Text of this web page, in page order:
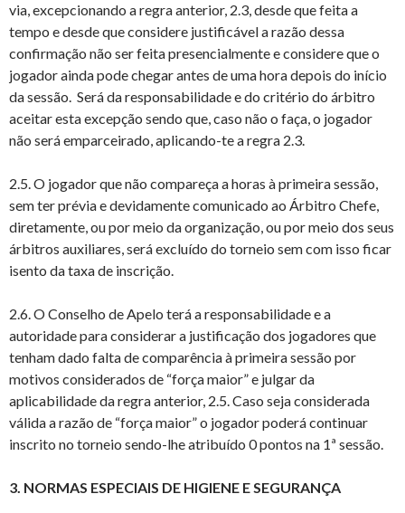
via, excepcionando a regra anterior, 2.3, desde que feita a
tempo e desde que considere justificável a razão dessa
confirmação não ser feita presencialmente e considere que o
jogador ainda pode chegar antes de uma hora depois do início
da sessão. Será da responsabilidade e do critério do árbitro
aceitar esta excepção sendo que, caso não o faça, o jogador
não será emparceirado, aplicando-te a regra 2.3.
2.5. O jogador que não compareça a horas à primeira sessão,
sem ter prévia e devidamente comunicado ao Árbitro Chefe,
diretamente, ou por meio da organização, ou por meio dos seus
árbitros auxiliares, será excluído do torneio sem com isso ficar
isento da taxa de inscrição.
2.6. O Conselho de Apelo terá a responsabilidade e a
autoridade para considerar a justificação dos jogadores que
tenham dado falta de comparência à primeira sessão por
motivos considerados de “força maior” e julgar da
aplicabilidade da regra anterior, 2.5. Caso seja considerada
válida a razão de “força maior” o jogador poderá continuar
inscrito no torneio sendo-lhe atribuído 0 pontos na 1ª sessão.
3. NORMAS ESPECIAIS DE HIGIENE E SEGURANÇA